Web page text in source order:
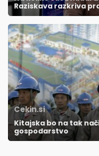
Raziskava razkriva
Cekin.si
Kitajska bo na tak
gospodarstvo